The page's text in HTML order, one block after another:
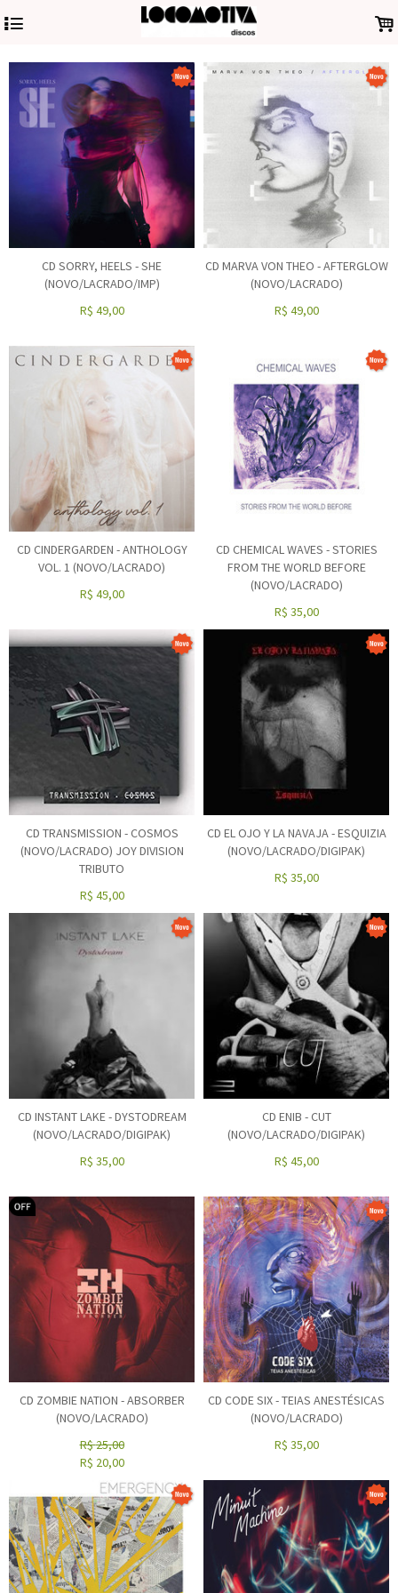
4 .
CD SORRY, HEELS - SHE
(NOVO/LACRADO/IMP)
R$ 49,00
CD MARVA VON THEO - AFTERGLOW
(NOVO/LACRADO)
R$ 49,00
CD CINDERGARDEN - ANTHOLOGY
VOL. 1 (NOVO/LACRADO)
R$ 49,00
CD CHEMICAL WAVES - STORIES
FROM THE WORLD BEFORE
(NOVO/LACRADO)
R$ 35,00
CD TRANSMISSION - COSMOS
(NOVO/LACRADO) JOY DIVISION
TRIBUTO
R$ 45,00
CD EL OJO Y LA NAVAJA - ESQUIZIA
(NOVO/LACRADO/DIGIPAK)
R$ 35,00
CD INSTANT LAKE - DYSTODREAM
(NOVO/LACRADO/DIGIPAK)
R$ 35,00
CD ENIB - CUT
(NOVO/LACRADO/DIGIPAK)
R$ 45,00
CD ZOMBIE NATION - ABSORBER
(NOVO/LACRADO)
R$25,00
R$ 20,00
CD CODE SIX - TEIAS ANESTÉSICAS
(NOVO/LACRADO)
R$ 35,00